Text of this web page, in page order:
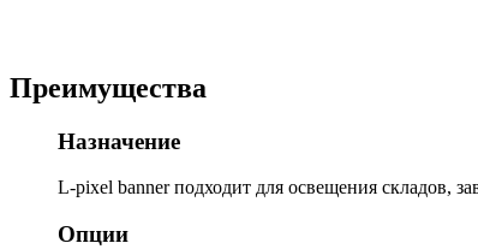
Преимущества
Назначение
L-pixel banner подходит для освещения складов,
Опции